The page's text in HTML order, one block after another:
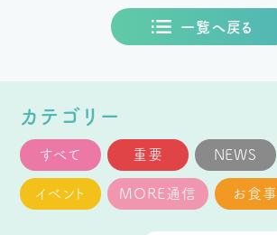
一覧へ戻る
カテゴリー
すべて 重要 NEWS
イベント MORE通信 お食事